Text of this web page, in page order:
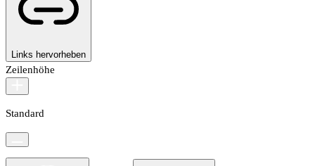
Links hervorheben
Zeilenhöhe
Standard